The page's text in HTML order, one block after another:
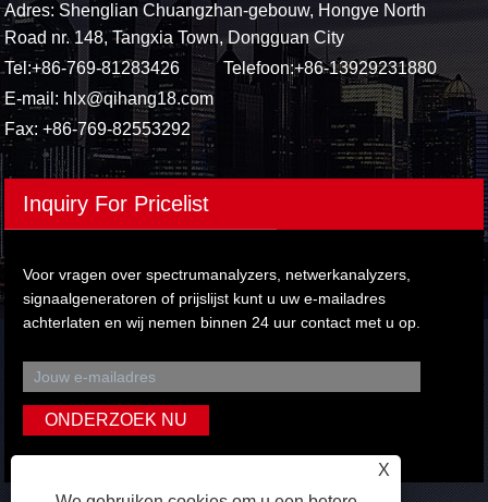
Adres: Shenglian Chuangzhan-gebouw, Hongye North
Road nr. 148, Tangxia Town, Dongguan City
Tel:+86-769-81283426 Telefoon:+86-13929231880
E-mail: hlx@qihang18.com
Fax: +86-769-82553292
Inquiry For Pricelist
Voor vragen over spectrumanalyzers, netwerkanalyzers,
signaalgeneratoren of prijslijst kunt u uw e-mailadres
achterlaten en wij nemen binnen 24 uur contact met u op.
X